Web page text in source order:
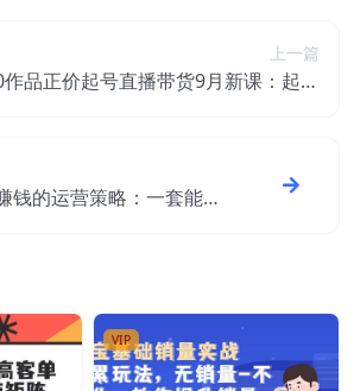
上一篇
品正价起号直播带货9月新课：起号
钱的运营策略：一套能够
VIP